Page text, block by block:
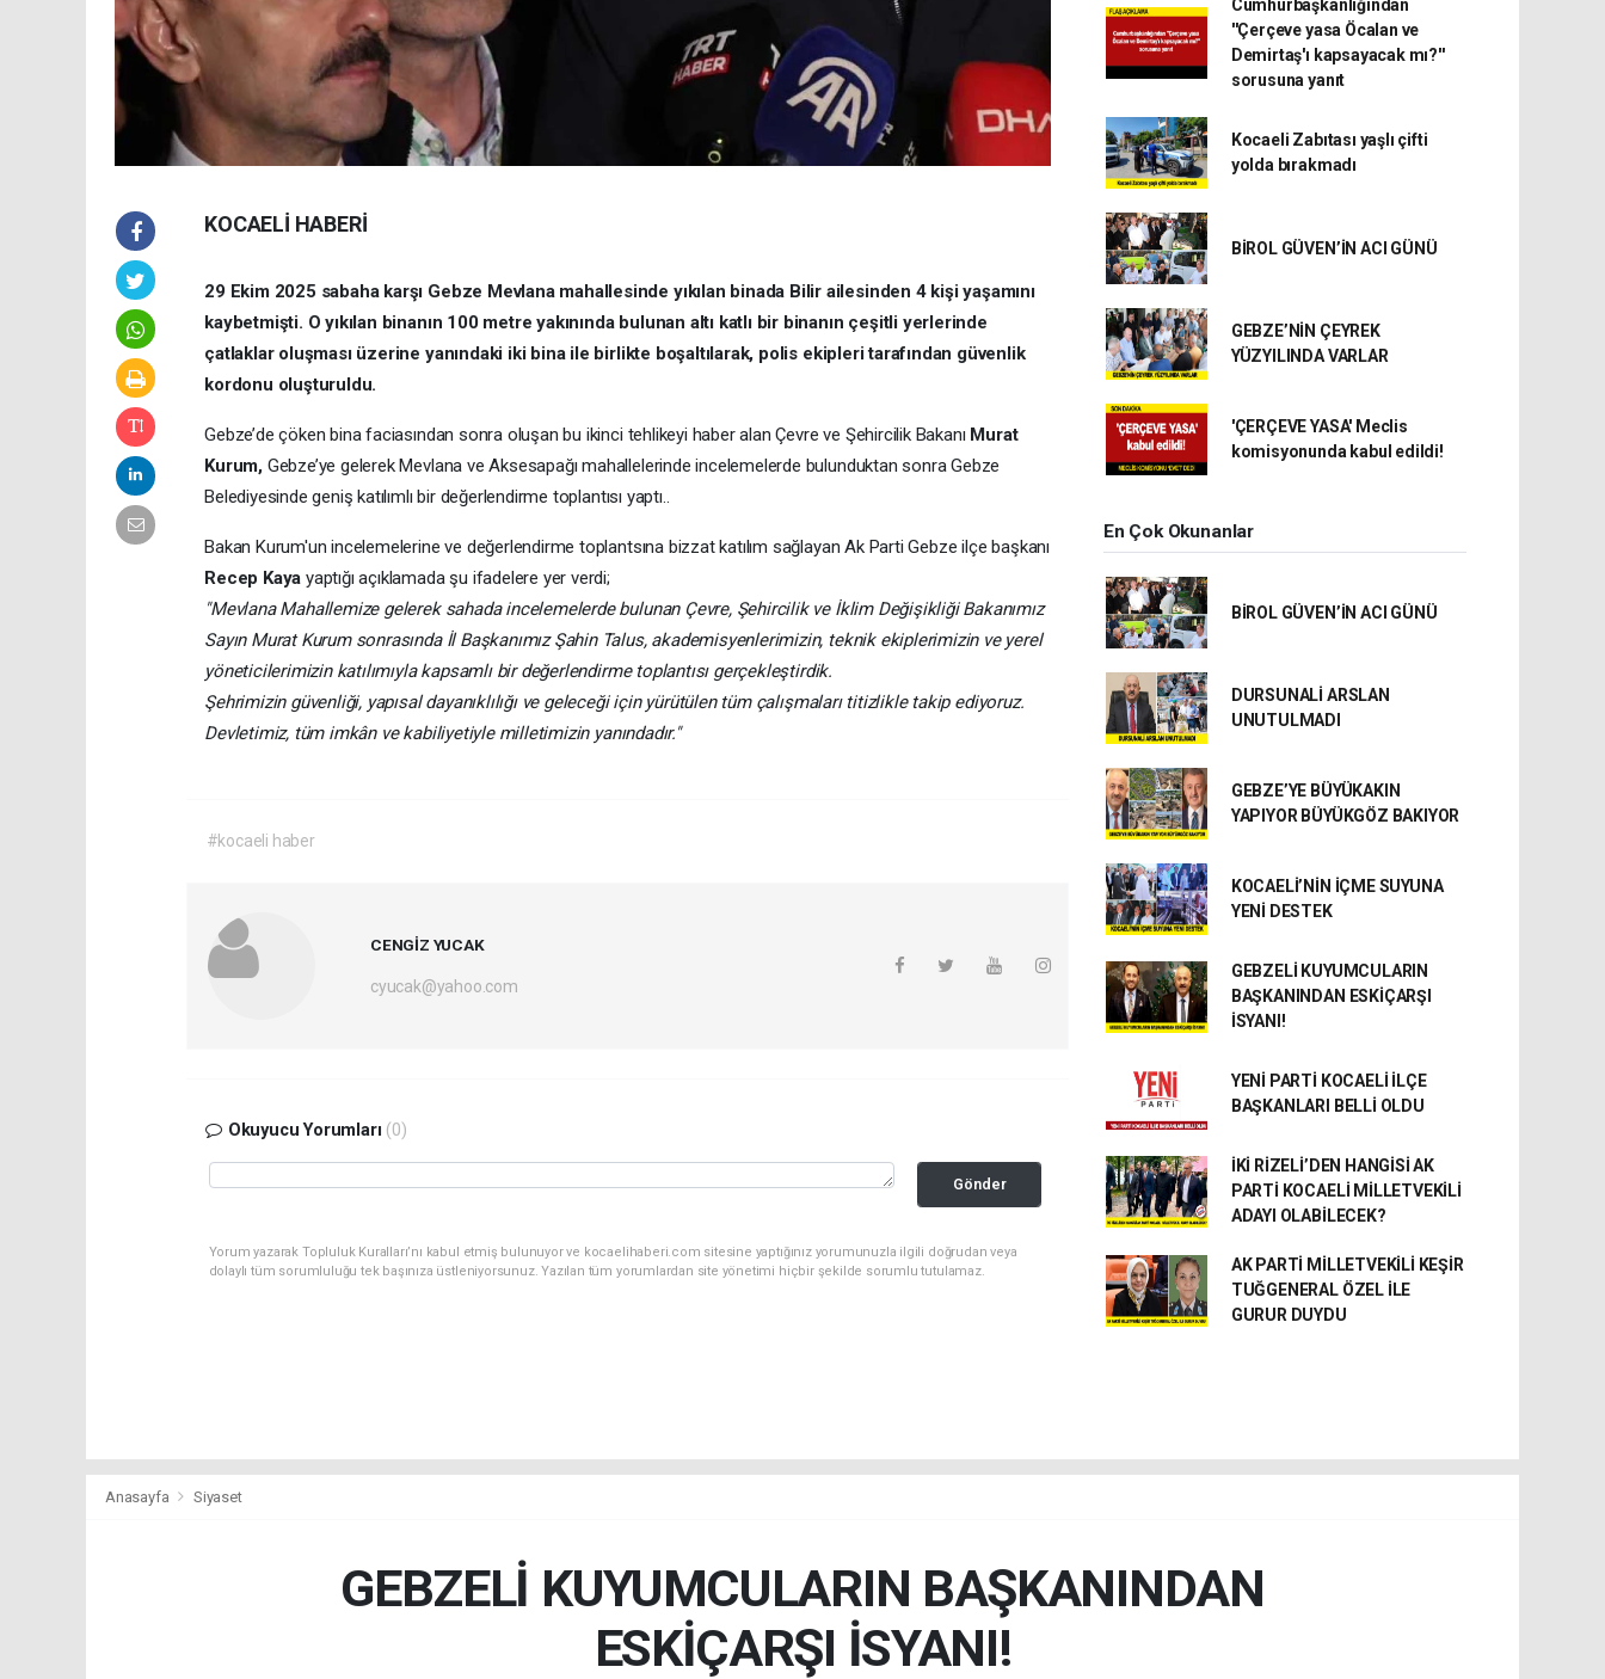
KOCAELİ HABERİ
29 Ekim 2025 sabaha karşı Gebze Mevlana mahallesinde yıkılan binada Bilir ailesinden 4 kişi yaşamını
kaybetmişti. O yıkılan binanın 100 metre yakınında bulunan altı katlı bir binanın çeşitli yerlerinde
çatlaklar oluşması üzerine yanındaki iki bina ile birlikte boşaltılarak, polis ekipleri tarafından güvenlik
kordonu oluşturuldu.
Gebze’de çöken bina faciasından sonra oluşan bu ikinci tehlikeyi haber alan Çevre ve Şehircilik Bakanı Murat
Kurum,Gebze’ye gelerek Mevlana ve Aksesapağı mahallelerinde incelemelerde bulunduktan sonra Gebze
Belediyesinde geniş katılımlı bir değerlendirme toplantısı yaptı..
Bakan Kurum'un incelemelerine ve değerlendirme toplantsına bizzat katılım sağlayan Ak Parti Gebze ilçe başkanı
Recep Kaya yaptığı açıklamada şu ifadelere yer verdi;
"Mevlana Mahallemize gelerek sahada incelemelerde bulunan Çevre, Şehircilik ve İklim Değişikliği Bakanımız
Sayın Murat Kurum sonrasında İl Başkanımız Şahin Talus, akademisyenlerimizin, teknik ekiplerimizin ve yerel
yöneticilerimizin katılımıyla kapsamlı bir değerlendirme toplantısı gerçekleştirdik.
Şehrimizin güvenliği, yapısal dayanıklılığı ve geleceği için yürütülen tüm çalışmaları titizlikle takip ediyoruz.
Devletimiz, tüm imkân ve kabiliyetiyle milletimizin yanındadır."
#kocaeli haber
CENGİZ YUCAK
cyucak@yahoo.com
Okuyucu Yorumları (0)
Gönder
Yorum yazarak Topluluk Kuralları’nı kabul etmiş bulunuyor ve kocaelihaberi.com sitesine yaptığınız yorumunuzla ilgili doğrudan veya
dolaylı tüm sorumluluğu tek başınıza üstleniyorsunuz. Yazılan tüm yorumlardan site yönetimi hiçbir şekilde sorumlu tutulamaz.
Cumhurbaşkanlığından
''Çerçeve yasa Öcalan ve
Demirtaş'ı kapsayacak mı?''
sorusuna yanıt
Kocaeli Zabıtası yaşlı çifti
yolda bırakmadı
BİROL GÜVEN’İN ACI GÜNÜ
GEBZE’NİN ÇEYREK
YÜZYILINDA VARLAR
'ÇERÇEVE YASA' Meclis
komisyonunda kabul edildi!
En Çok Okunanlar
BİROL GÜVEN’İN ACI GÜNÜ
DURSUNALİ ARSLAN
UNUTULMADI
GEBZE’YE BÜYÜKAKIN
YAPIYOR BÜYÜKGÖZ BAKIYOR
KOCAELİ’NİN İÇME SUYUNA
YENİ DESTEK
GEBZELİ KUYUMCULARIN
BAŞKANINDAN ESKİÇARŞI
İSYANI!
YENİ PARTİ KOCAELİ İLÇE
BAŞKANLARI BELLİ OLDU
İKİ RİZELİ’DEN HANGİSİ AK
PARTİ KOCAELİ MİLLETVEKİLİ
ADAYI OLABİLECEK?
AK PARTİ MİLLETVEKİLİ KEŞİR
TUĞGENERAL ÖZEL İLE
GURUR DUYDU
Anasayfa Siyaset
GEBZELİ KUYUMCULARIN BAŞKANINDAN
ESKİÇARŞI İSYANI!